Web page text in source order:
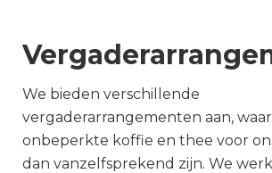
We bieden verschillende
vergaderarrangementen aan,
onbeperkte koffie en thee voor
dan vanzelfsprekend zijn. We